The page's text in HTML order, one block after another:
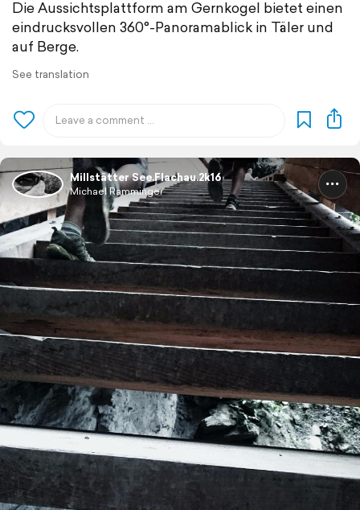
Die Aussichtsplattform am Gernkogel bietet einen
eindrucksvollen 360°-Panoramablick in Täler und
auf Berge.
See translation
Millstätter See.Flachau.2k16
Michael Ramminger